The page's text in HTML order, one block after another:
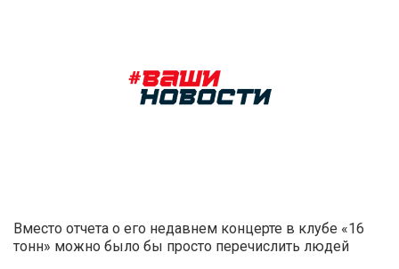
Вместо отчета о его недавнем концерте в клубе «16
тонн» можно было бы просто перечислить людей